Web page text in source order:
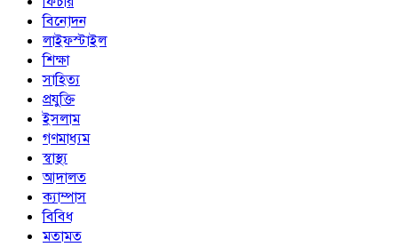
বিনোদন
লাইফস্টাইল
শিক্ষা
সাহিত্য
প্রযুক্তি
ইসলাম
গণমাধ্যম
স্বাস্থ্য
আদালত
ক্যাম্পাস
বিবিধ
মতামত